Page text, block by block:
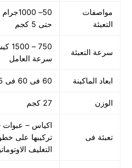
مواصفات
التعبئة
50–
حتى 5 كجم
سرعة التعبئة
سرعة العامل
ابعاد الماكينة 60 فى 60 فى 185 سم
الوزن 27 كجم
تعبئة فى
اكياس – عبوات
تركيبها على
التغليف